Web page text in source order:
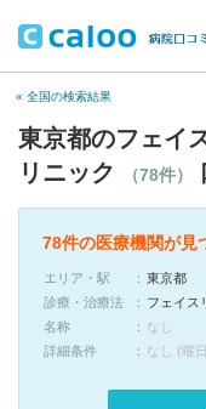
« 全国の検索結果
東京都のフェイ
リニック
（78件）
78件の医療機関が見
エリア・駅
東京都
診療・治療法
フェイス
名称
なし
詳細条件
なし (曜